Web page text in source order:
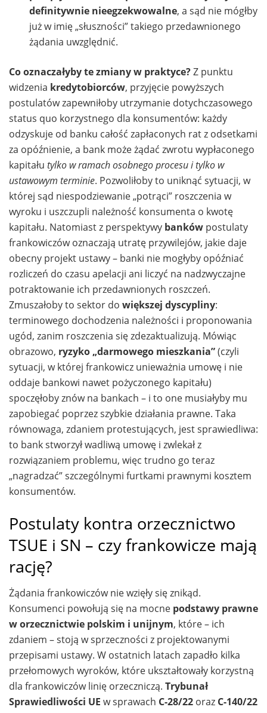
definitywnie nieegzekwowalne, a sąd nie mógłby
już w imię „słuszności” takiego przedawnionego
żądania uwzględnić.
Co oznaczałyby te zmiany w praktyce?Z punktu
widzenia kredytobiorców, przyjęcie powyższych
postulatów zapewniłoby utrzymanie dotychczasowego
status quo korzystnego dla konsumentów: każdy
odzyskuje od banku całość zapłaconych rat z odsetkami
za opóźnienie, a bank może żądać zwrotu wypłaconego
kapitału tylko w ramach osobnego procesu i tylko w
ustawowym terminie. Pozwoliłoby to uniknąć sytuacji, w
której sąd niespodziewanie „potrąci” roszczenia w
wyroku i uszczupli należność konsumenta o kwotę
kapitału. Natomiast z perspektywy banków postulaty
frankowiczów oznaczają utratę przywilejów, jakie daje
obecny projekt ustawy – banki nie mogłyby opóźniać
rozliczeń do czasu apelacji ani liczyć na nadzwyczajne
potraktowanie ich przedawnionych roszczeń.
Zmuszałoby to sektor do większej dyscypliny:
terminowego dochodzenia należności i proponowania
ugód, zanim roszczenia się zdezaktualizują. Mówiąc
obrazowo, ryzyko „darmowego mieszkania”(czyli
sytuacji, w której frankowicz unieważnia umowę i nie
oddaje bankowi nawet pożyczonego kapitału)
spoczęłoby znów na bankach – i to one musiałyby mu
zapobiegać poprzez szybkie działania prawne. Taka
równowaga, zdaniem protestujących, jest sprawiedliwa:
to bank stworzył wadliwą umowę i zwlekał z
rozwiązaniem problemu, więc trudno go teraz
„nagradzać” szczególnymi furtkami prawnymi kosztem
konsumentów.
Postulaty kontra orzecznictwo
TSUE i SN – czy frankowicze mają
rację?
Żądania frankowiczów nie wzięły się znikąd.
Konsumenci powołują się na mocne podstawy prawne
w orzecznictwie polskim i unijnym, które – ich
zdaniem – stoją w sprzeczności z projektowanymi
przepisami ustawy. W ostatnich latach zapadło kilka
przełomowych wyroków, które ukształtowały korzystną
dla frankowiczów linię orzeczniczą. Trybunał
Sprawiedliwości UE w sprawach C-28/22 oraz C-140/22